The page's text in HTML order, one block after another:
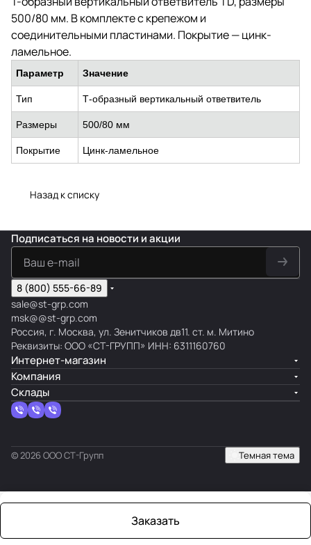
500/80 мм. В комплекте с крепежом и
соединительными пластинами. Покрытие — цинк-
ламельное.
Параметр Значение
Тип Т-образный вертикальный ответвитель
Размеры 500/80 мм
Покрытие Цинк-ламельное
Назад к списку
Заказать
Подписаться на новости и акции
8 (800) 555-66-89
sale@st-grp.com
msk@@st-grp.com
Россия, г. Москва, ул. Зенитчиков дв11. ст. м. Митино
Реквизиты: ООО «СТ-ГРУПП» ИНН: 6311160760
Интернет-магазин
Компания
Склады
© 2026 ООО СТ-Групп Темная тема